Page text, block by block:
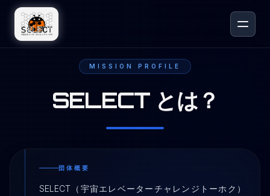
TOP PAGE
役員紹介
MISSION PROFILE
SELECT とは？
団体概要
SELECT（宇宙エレベーターチャレンジトーホク）